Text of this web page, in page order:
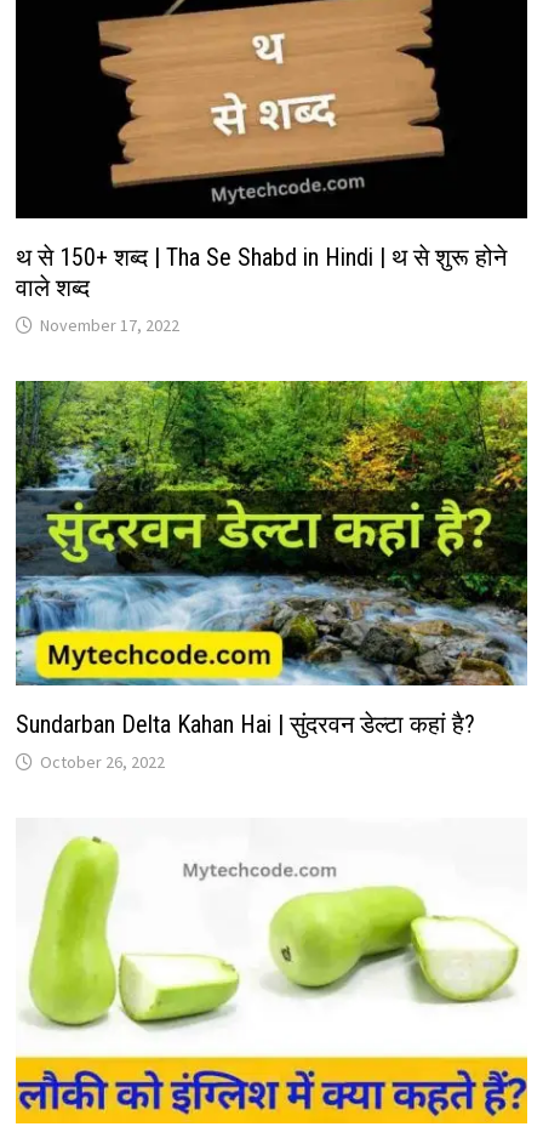
थ से 150+ शब्द | Tha Se Shabd in Hindi | थ से शुरू होने
वाले शब्द
November 17, 2022
Sundarban Delta Kahan Hai | सुंदरवन डेल्टा कहां है?
October 26, 2022